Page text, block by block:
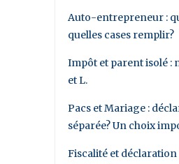
Auto-entrepreneur :
quelles cases remplir?
Impôt et parent isolé :
et L.
Pacs et Mariage :
séparée? Un choix
Fiscalité et déclaration